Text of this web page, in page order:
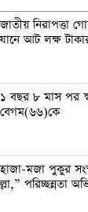
জাতীয় নিরাপত্তা
আট লক্ষ
১ বছর ৮ মাস পর
হাজা-মজা পুকুর
পরিচ্ছন্নতা